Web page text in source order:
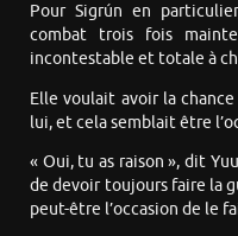
Pour Sigrún en
combat trois fois
incontestable et totale à
Elle voulait avoir la
lui, et cela semblait être
« Oui, tu as raison », dit
de devoir toujours faire la
peut-être l’occasion de le